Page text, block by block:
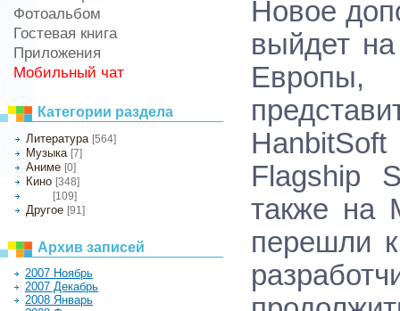
Фотоальбом
Гостевая книга
Приложения
Мобильный чат
Категории раздела
Литература [564]
Музыка [7]
Аниме [0]
Кино [348]
[109]
Другое [91]
Архив записей
2007 Ноябрь
2007 Декабрь
2008 Январь
Новое
выйдет
Flagship
также на
перешли